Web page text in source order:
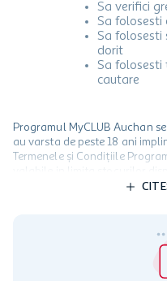
Sa verifici
Sa folosesti
Sa folosesti
dorit
Sa folosesti
cautare
Programul MyCLUB Auchan
au varsta de peste 18 ani
Termenele și Condițiile
limita a 12 unitati / card client
activitati in afara celor
nu raspunde pentru
care aceste este suspendat